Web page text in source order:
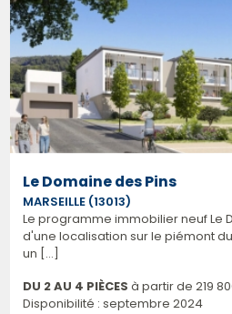
Le Domaine des Pins
MARSEILLE (13013)
Le programme immobilier neuf Le
d'une localisation sur le piémont
un [...]
DU 2 AU 4 PIÈCES à partir de 219
Disponibilité : septembre 2024